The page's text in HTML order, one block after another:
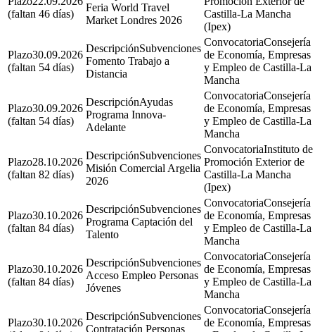
(faltan 46 días)
Feria World Travel
Market Londres 2026
Castilla-La Mancha
(Ipex)
30.09.2026
(faltan 54 días)
Subvenciones
Fomento Trabajo a
Distancia
Consejería
de Economía, Empresas
y Empleo de Castilla-La
Mancha
30.09.2026
(faltan 54 días)
Ayudas
Programa Innova-
Adelante
Consejería
de Economía, Empresas
y Empleo de Castilla-La
Mancha
28.10.2026
(faltan 82 días)
Subvenciones
Misión Comercial Argelia
2026
Instituto de
Promoción Exterior de
Castilla-La Mancha
(Ipex)
30.10.2026
(faltan 84 días)
Subvenciones
Programa Captación del
Talento
Consejería
de Economía, Empresas
y Empleo de Castilla-La
Mancha
30.10.2026
(faltan 84 días)
Subvenciones
Acceso Empleo Personas
Jóvenes
Consejería
de Economía, Empresas
y Empleo de Castilla-La
Mancha
30.10.2026
Subvenciones
Contratación Personas
Consejería
de Economía, Empresas